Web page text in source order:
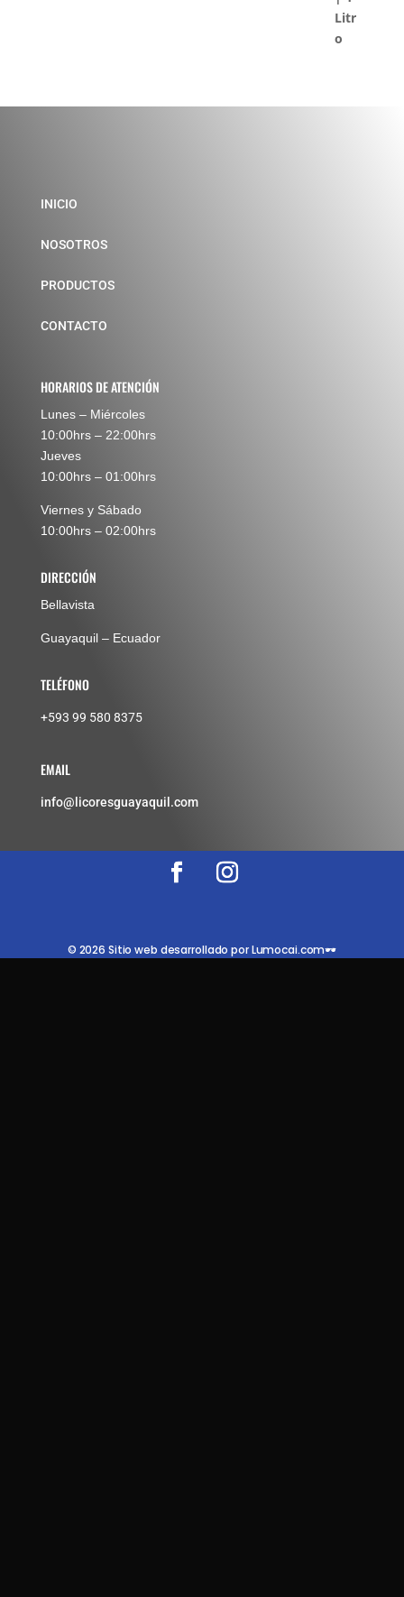
INICIO
NOSOTROS
PRODUCTOS
CONTACTO
HORARIOS DE ATENCIÓN
Lunes – Miércoles
10:00hrs – 22:00hrs
Jueves
10:00hrs – 01:00hrs
Viernes y Sábado
10:00hrs – 02:00hrs
DIRECCIÓN
Bellavista
Guayaquil – Ecuador
TELÉFONO
+593 99 580 8375
EMAIL
info@licoresguayaquil.com
© 2026 Sitio web desarrollado por Lumocai.com🕶️